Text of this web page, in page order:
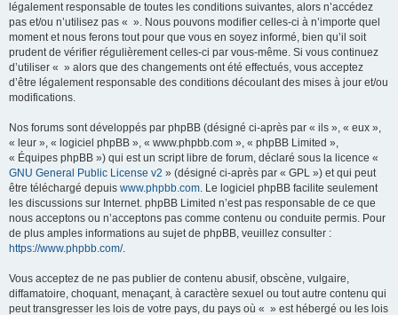
légalement responsable de toutes les conditions suivantes, alors n’accédez
pas et/ou n’utilisez pas « ». Nous pouvons modifier celles-ci à n’importe quel
moment et nous ferons tout pour que vous en soyez informé, bien qu’il soit
prudent de vérifier régulièrement celles-ci par vous-même. Si vous continuez
d’utiliser « » alors que des changements ont été effectués, vous acceptez
d’être légalement responsable des conditions découlant des mises à jour et/ou
modifications.
Nos forums sont développés par phpBB (désigné ci-après par « ils », « eux »,
« leur », « logiciel phpBB », « www.phpbb.com », « phpBB Limited »,
« Équipes phpBB ») qui est un script libre de forum, déclaré sous la licence «
GNU General Public License v2 » (désigné ci-après par « GPL ») et qui peut
être téléchargé depuis www.phpbb.com. Le logiciel phpBB facilite seulement
les discussions sur Internet. phpBB Limited n’est pas responsable de ce que
nous acceptons ou n’acceptons pas comme contenu ou conduite permis. Pour
de plus amples informations au sujet de phpBB, veuillez consulter :
https://www.phpbb.com/.
Vous acceptez de ne pas publier de contenu abusif, obscène, vulgaire,
diffamatoire, choquant, menaçant, à caractère sexuel ou tout autre contenu qui
peut transgresser les lois de votre pays, du pays où « » est hébergé ou les lois